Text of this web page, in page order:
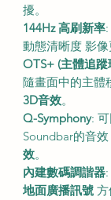
擾。
144Hz 高刷新率
動態清晰度 影像
OTS+ (主體追
隨畫面中的主體
3D音效。
Q-Symphony:
Soundbar的音
效。
內建數碼調諧器
地面廣播訊號